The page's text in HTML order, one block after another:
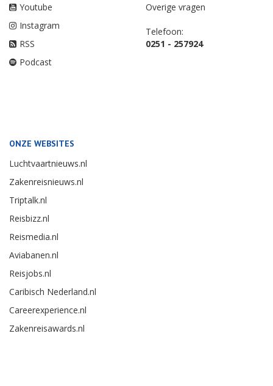
Youtube
Instagram
RSS
Podcast
Overige vragen
Telefoon:
0251 - 257924
ONZE WEBSITES
Luchtvaartnieuws.nl
Zakenreisnieuws.nl
Triptalk.nl
Reisbizz.nl
Reismedia.nl
Aviabanen.nl
Reisjobs.nl
Caribisch Nederland.nl
Careerexperience.nl
Zakenreisawards.nl